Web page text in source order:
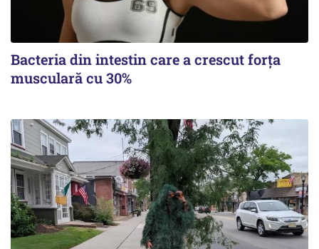
Bacteria din intestin care a crescut forța
musculară cu 30%